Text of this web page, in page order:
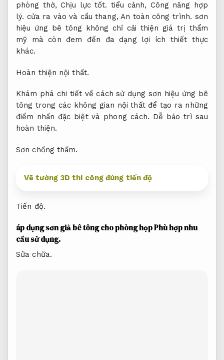
phòng thờ,Chịu lực tốt. tiểu cảnh, Công năng hợp
lý. cửa ra vào và cầu thang,An toàn công trình. sơn
hiệu ứng bê tông không chỉ cải thiện giá trị thẩm
mỹ mà còn đem đến đa dạng lợi ích thiết thực
khác.
Hoàn thiện nội thất.
Khám phá chi tiết về cách sử dụng sơn hiệu ứng bê
tông trong các không gian nội thất để tạo ra những
điểm nhấn đặc biệt và phong cách. Dễ bảo trì sau
hoàn thiện.
Sơn chống thấm.
Vẽ tường 3D thi công đúng tiến độ
Tiến độ.
áp dụng sơn giả bê tông cho phòng họpPhù hợp nhu
cầu sử dụng.
Sửa chữa.